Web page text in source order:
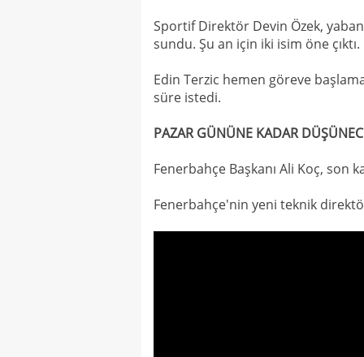
Sportif Direktör Devin Özek,
sundu. Şu an için iki isim öne çıktı.
Edin Terzic hemen göreve
süre istedi.
PAZAR GÜNÜNE KADAR
Fenerbahçe Başkanı Ali Koç, son
Fenerbahçe'nin yeni teknik